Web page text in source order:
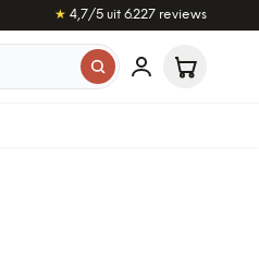
★ 4,7/5 uit 6.227reviews